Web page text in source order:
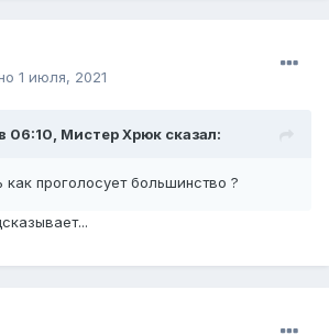
1 июля, 2021
06:10, Мистер Хрюк сказал:
как проголосует большинство ?